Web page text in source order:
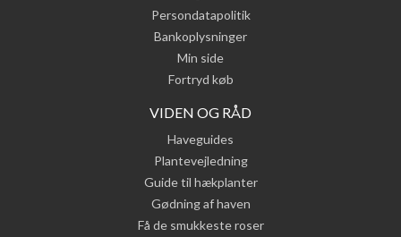
Persondatapolitik
Bankoplysninger
Min side
Fortryd køb
VIDEN OG RÅD
Haveguides
Plantevejledning
Guide til hækplanter
Gødning af haven
Få de smukkeste roser